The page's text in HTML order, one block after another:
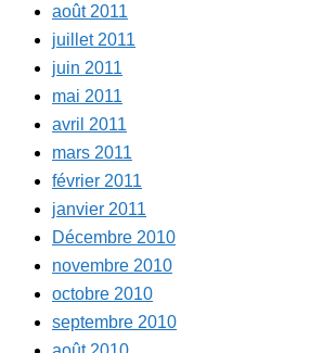
août 2011
juillet 2011
juin 2011
mai 2011
avril 2011
mars 2011
février 2011
janvier 2011
Décembre 2010
novembre 2010
octobre 2010
septembre 2010